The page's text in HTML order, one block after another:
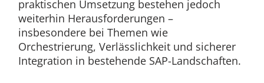
praktischen Umsetzung bestehen jedoch
weiterhin Herausforderungen –
insbesondere bei Themen wie
Orchestrierung, Verlässlichkeit und sicherer
Integration in bestehende SAP-Landschaften.